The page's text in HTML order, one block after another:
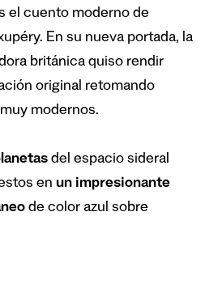
el cuento moderno de
En su nueva portada, la
británica quiso rendir
original retomando
modernos.
del espacio sideral
en un impresionante
de color azul sobre